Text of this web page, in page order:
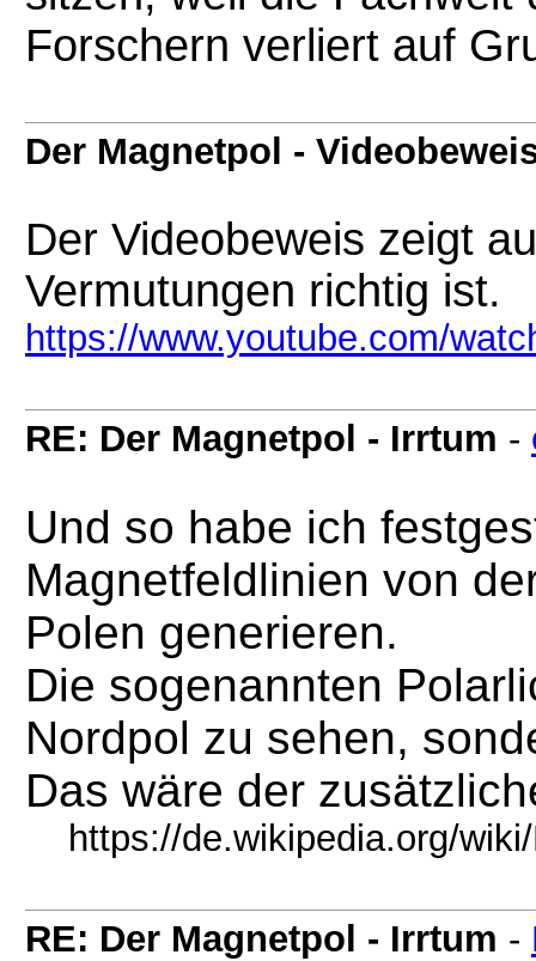
Forschern verliert auf
Der Magnetpol -
Der Videobeweis zeigt
Vermutungen richtig ist.
https://www.youtube.com/
RE: Der Magnetpol - Irrtum -
Und so habe ich
Magnetfeldlinien von
Polen generieren.
Die sogenannten
Nordpol zu sehen,
Das wäre der
https://de.wikipedia.org/
RE: Der Magnetpol - Irrtum -